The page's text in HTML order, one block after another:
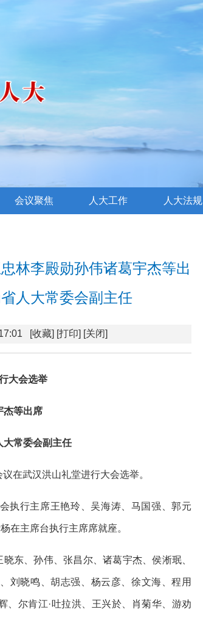
会议聚焦 人大工作 人大法规
林李殿勋孙伟诸葛宇杰等出
人大常委会副主任
[收藏] [打印] [关闭]
大会选举
杰等出席
大常委会副主任
在武汉洪山礼堂进行大会选举。
执行主席王艳玲、吴海涛、马国强、郭元
在主席台执行主席席就座。
东、孙伟、张昌尔、诸葛宇杰、侯淅珉、
刘晓鸣、胡志强、杨云彦、徐文海、程用
、尔肯江·吐拉洪、王兴於、肖菊华、游劝